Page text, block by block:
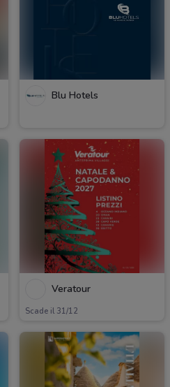
Blu Hotels
Veratour
Scade il 31/12